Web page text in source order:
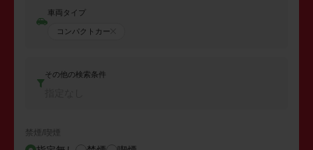
車両タイプ
コンパクトカー
その他の検索条件
禁煙/喫煙